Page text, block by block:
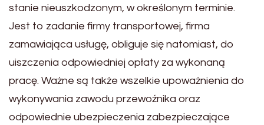
stanie nieuszkodzonym, w określonym terminie.
Jest to zadanie firmy transportowej, firma
zamawiająca usługę, obliguje się natomiast, do
uiszczenia odpowiedniej opłaty za wykonaną
pracę. Ważne są także wszelkie upoważnienia do
wykonywania zawodu przewoźnika oraz
odpowiednie ubezpieczenia zabezpieczające